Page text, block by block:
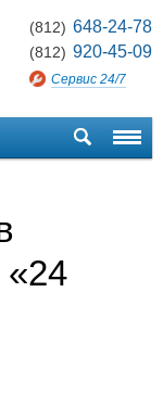
(812) 648-24-78
(812) 920-45-09
Сервис 24/7
«24